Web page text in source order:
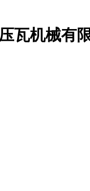
瓦机械有